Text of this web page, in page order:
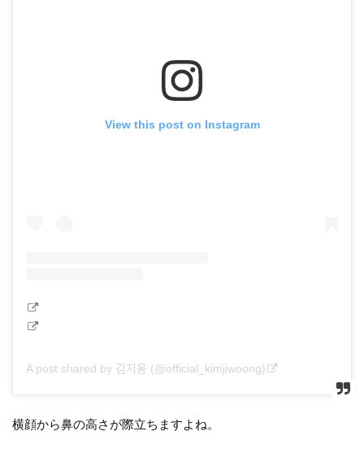
View this post on Instagram
A post shared by 김지웅 (@official_kimjiwoong)
横顔から鼻の高さが際立ちますよね。